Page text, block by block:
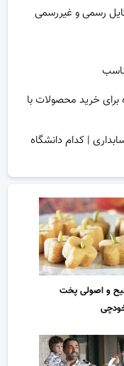
رسمی و غیررسمی
برای خرید محصولات با
| کدام دانشگاه
و اصولی پخت